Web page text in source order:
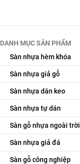
DANH MỤC SẢN PHẨM
Sàn nhựa hèm khóa
Sàn nhựa giả gỗ
Sàn nhựa dán keo
Sàn nhựa tự dán
Sàn gỗ nhựa ngoài trời
Sàn nhựa giả đá
Sàn gỗ công nghiệp